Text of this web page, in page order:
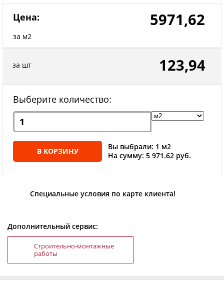
Цена:
за м2
5971,62
за шт 123,94
Выберите количество:
В КОРЗИНУ
Вы выбрали: 1 м2
На сумму: 5 971.62 руб.
Специальные условия по карте клиента!
Дополнительный сервис:
Строительно-монтажные
работы